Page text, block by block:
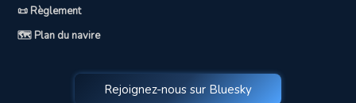
📜 Règlement
🗺️ Plan du navire
Rejoignez-nous sur Bluesky